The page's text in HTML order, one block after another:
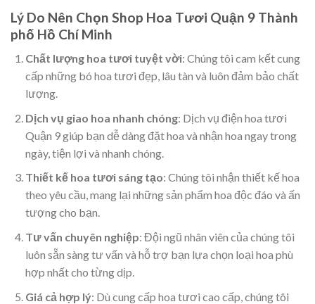
Lý Do Nên Chọn Shop Hoa Tươi Quận 9 Thành
phố Hồ Chí Minh
Chất lượng hoa tươi tuyệt vời: Chúng tôi cam kết cung
cấp những bó hoa tươi đẹp, lâu tàn và luôn đảm bảo chất
lượng.
Dịch vụ giao hoa nhanh chóng: Dịch vụ điện hoa tươi
Quận 9 giúp bạn dễ dàng đặt hoa và nhận hoa ngay trong
ngày, tiện lợi và nhanh chóng.
Thiết kế hoa tươi sáng tạo: Chúng tôi nhận thiết kế hoa
theo yêu cầu, mang lại những sản phẩm hoa độc đáo và ấn
tượng cho bạn.
Tư vấn chuyên nghiệp: Đội ngũ nhân viên của chúng tôi
luôn sẵn sàng tư vấn và hỗ trợ bạn lựa chọn loại hoa phù
hợp nhất cho từng dịp.
Giá cả hợp lý: Dù cung cấp hoa tươi cao cấp, chúng tôi